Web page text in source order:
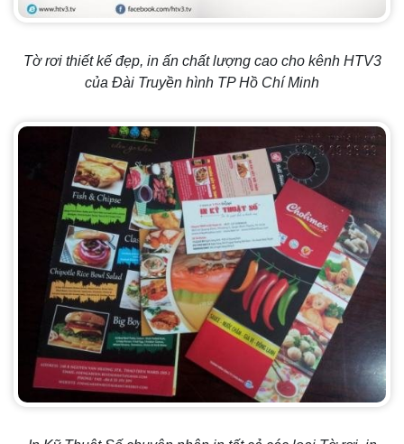
Tờ rơi thiết kế đẹp, in ấn chất lượng cao cho kênh HTV3
của Đài Truyền hình TP Hồ Chí Minh